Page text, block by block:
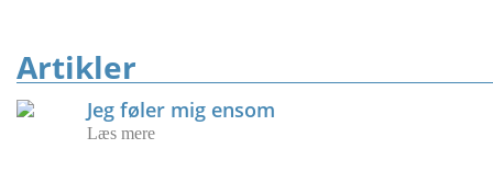
Artikler
Jeg føler mig ensom
Læs mere